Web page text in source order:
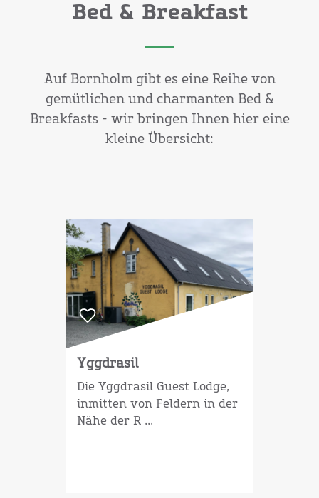
Bed & Breakfast
Auf Bornholm gibt es eine Reihe von
gemütlichen und charmanten Bed &
Breakfasts - wir bringen Ihnen hier eine
kleine Übersicht:
Yggdrasil
Die Yggdrasil Guest Lodge,
inmitten von Feldern in der
Nähe der R ...